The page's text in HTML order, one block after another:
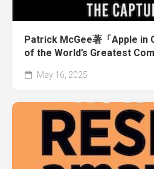
Patrick McGee著「Apple in
of the World’s Greatest
May 16, 2025